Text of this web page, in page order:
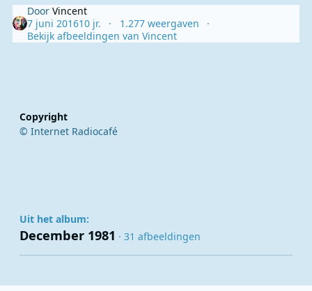
DoorVincent
7 juni 201610 jr.
1.277 weergaven
Bekijk afbeeldingen van Vincent
Copyright
© Internet Radiocafé
Uit het album:
December 1981 · 31 afbeeldingen